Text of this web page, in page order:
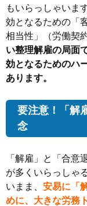
もいらっしゃいま
効となるための「
相当性」（労働契
い整理解雇の局面
効となるためのハ
あります。
要注意！「解
念
「解雇」と「合意
が多くいらっしゃ
いまま、 安易に「
めに、大きな労務